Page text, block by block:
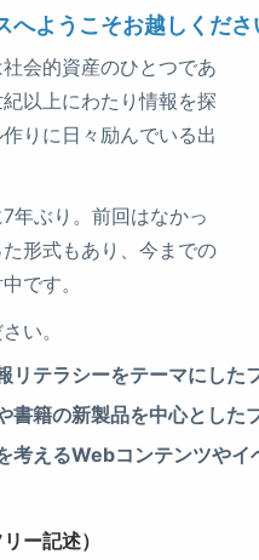
へようこそお越しくだ
会的資産のひとつであ
以上にわたり情報を探
りに日々励んでいる出
年ぶり。前回はなかっ
形式もあり、今までの
です。
い。
リテラシーをテーマにした
書籍の新製品を中心とし
考えるWebコンテンツや
ー記述）